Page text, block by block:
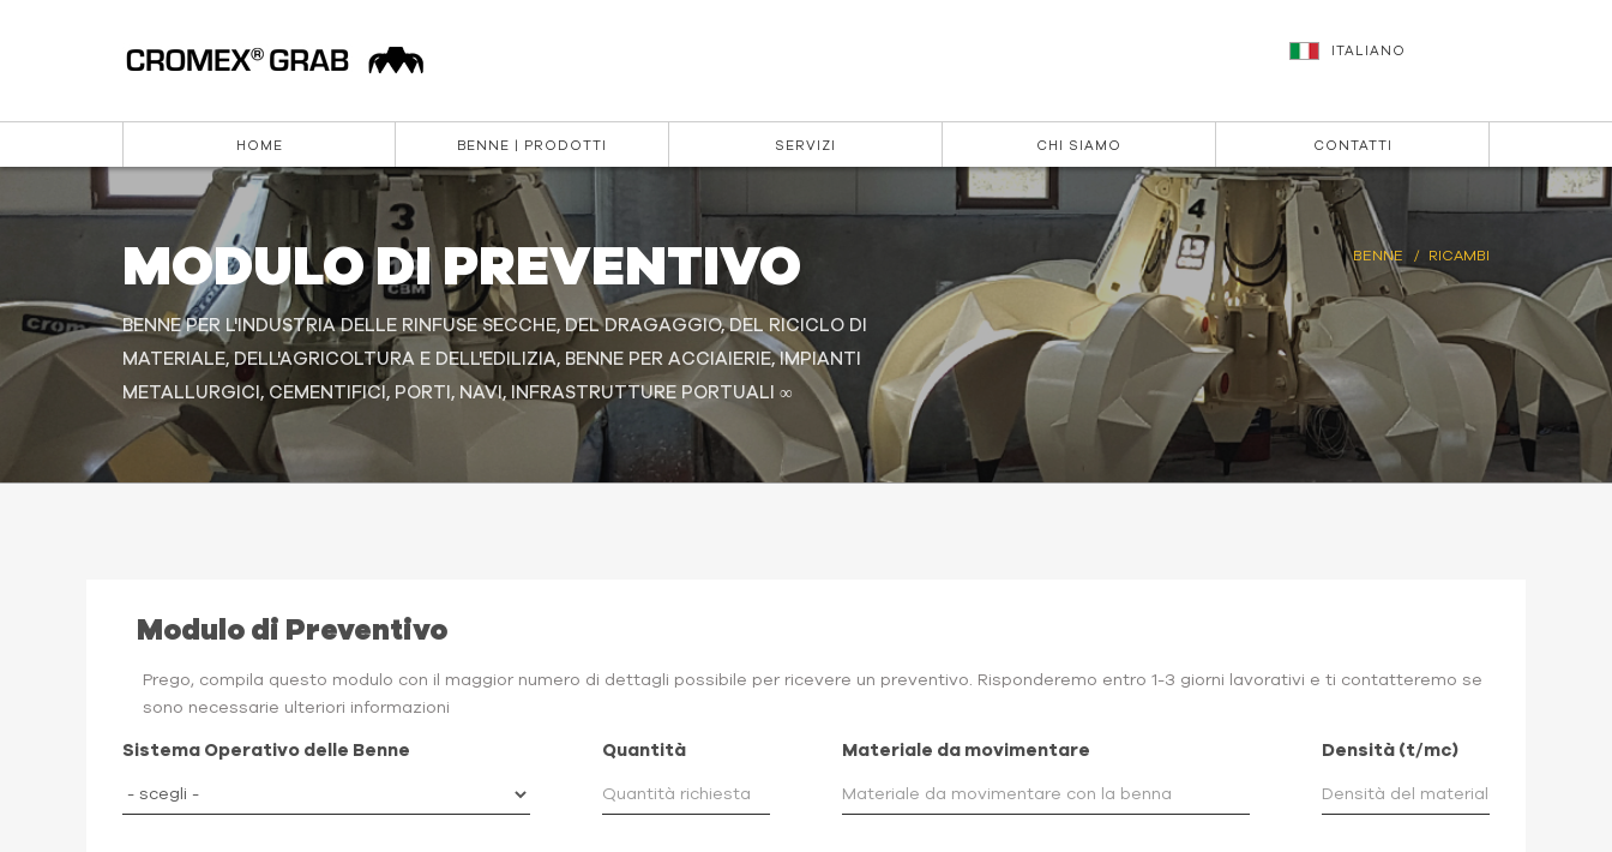
HOME BENNE | PRODOTTI SERVIZI CHI SIAMO CONTATTI
ITALIANO
MODULO DI PREVENTIVO
BENNE PER L'INDUSTRIA DELLE RINFUSE SECCHE, DEL DRAGAGGIO, DEL RICICLO DI
MATERIALE, DELL'AGRICOLTURA E DELL'EDILIZIA, BENNE PER ACCIAIERIE, IMPIANTI
METALLURGICI, CEMENTIFICI, PORTI, NAVI, INFRASTRUTTURE PORTUALI ∞
BENNE RICAMBI
Modulo di Preventivo
Prego, compila questo modulo con il maggior numero di dettagli possibile per ricevere un preventivo. Risponderemo entro 1-3 giorni lavorativi e ti contatteremo se
sono necessarie ulteriori informazioni
Sistema Operativo delle Benne Quantità Materiale da movimentare Densità (t/mc)